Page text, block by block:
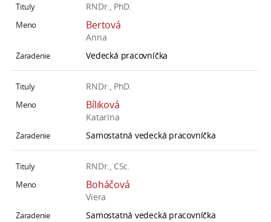
RNDr., PhD.
Bertová
Anna
Vedecká pracovníčka
RNDr., PhD.
Bíliková
Katarína
Samostatná vedecká pracovníčka
RNDr., CSc.
Boháčová
Viera
Samostatná vedecká pracovníčka